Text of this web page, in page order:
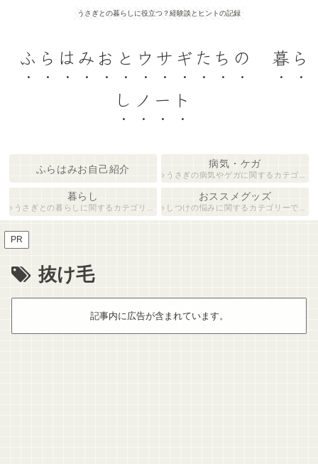
うさぎとの暮らしに役立つ？経験談とヒントの記録
ふらはみおとウサギたちの 暮ら
しノート
ふらはみお自己紹介
病気・ケガ
うさぎの病気やゲガに関するカテゴリーです。
暮らし
うさぎとの暮らしに関するカテゴリーです。
おススメグッズ
しつけの悩みに関するカテゴリーです。
PR
抜け毛
記事内に広告が含まれています。